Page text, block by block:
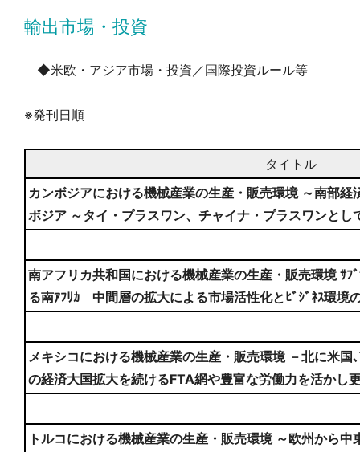
輸出市場・投資
◆米欧・アジア市場・投資／国際投資ルール等
※発刊日順
タイトル
カンボジアにおける機械産業の生産・販売環境 ～南部
ボジア ～タイ・プラスワン、チャイナ・プラスワンとし
南アフリカ共和国における機械産業の生産・販売環境 ｻﾌ
る南ｱﾌﾘｶ 中間層の拡大による市場活性化とﾋﾞｼﾞﾈｽ環境
メキシコにおける機械産業の生産・販売環境 －北に米国
の経済大国拡大を続けるFTA網や豊富な労働力を活かし
トルコにおける機械産業の生産・販売環境 ～欧州から